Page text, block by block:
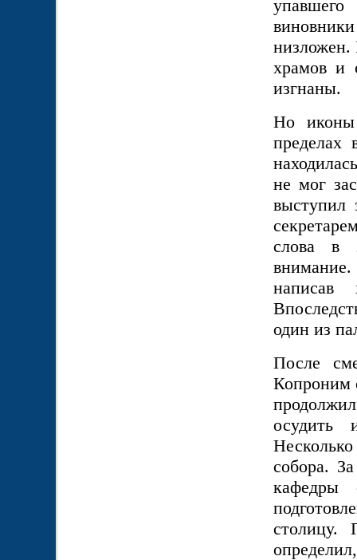
низложен.
храмов и
изгнаны.
Но
пределах
не мог
выступил
слова в
один из
После
Копроним
осудить
Несколько
собора.
столицу.